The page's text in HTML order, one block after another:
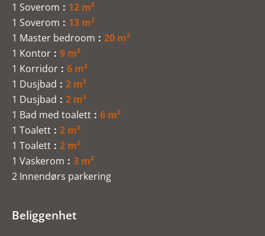
1 Soverom
12 m²
1 Soverom
13 m²
1 Master bedroom
20 m²
1 Kontor
9 m²
1 Korridor
6 m²
1 Dusjbad
2 m²
1 Dusjbad
2 m²
1 Bad med toalett
6 m²
1 Toalett
2 m²
1 Toalett
2 m²
1 Vaskerom
3 m²
2 Innendørs parkering
Beliggenhet